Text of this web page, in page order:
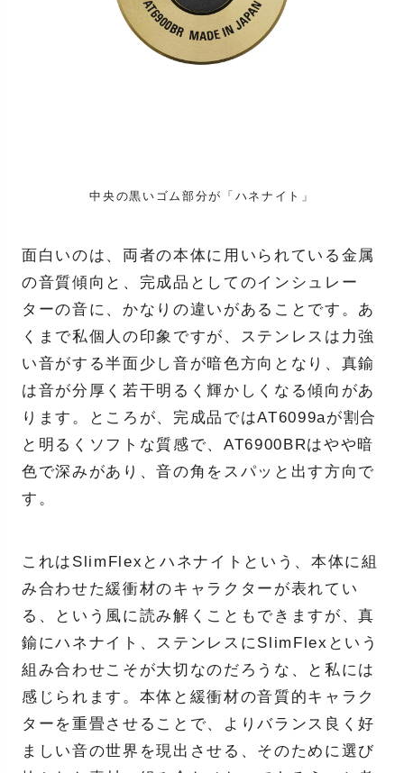
中央の黒いゴム部分が「ハネナイト」
面白いのは、両者の本体に用いられている金属
の音質傾向と、完成品としてのインシュレー
ターの音に、かなりの違いがあることです。あ
くまで私個人の印象ですが、ステンレスは力強
い音がする半面少し音が暗色方向となり、真鍮
は音が分厚く若干明るく輝かしくなる傾向があ
ります。ところが、完成品ではAT6099aが割合
と明るくソフトな質感で、AT6900BRはやや暗
色で深みがあり、音の角をスパッと出す方向で
す。
これはSlimFlexとハネナイトという、本体に組
み合わせた緩衝材のキャラクターが表れてい
る、という風に読み解くこともできますが、真
鍮にハネナイト、ステンレスにSlimFlexという
組み合わせこそが大切なのだろうな、と私には
感じられます。本体と緩衝材の音質的キャラク
ターを重畳させることで、よりバランス良く好
ましい音の世界を現出させる、そのために選び